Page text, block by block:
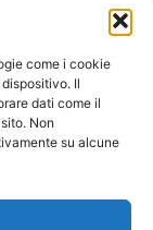
come i cookie
Il
dati come il
Non
su alcune
Associati
c/o LCA Studio